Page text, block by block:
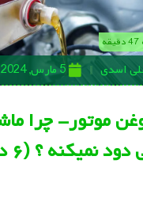
اسدی 5 مارس, 2024
موتور- چرا
؟ (۶ دلیل رایج)